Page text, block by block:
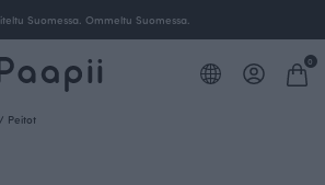
toimitus yli 100 € tilauksille Suomessa.
0
/ Peitot